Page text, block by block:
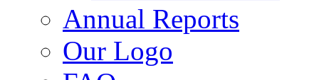
Annual Reports
Our Logo